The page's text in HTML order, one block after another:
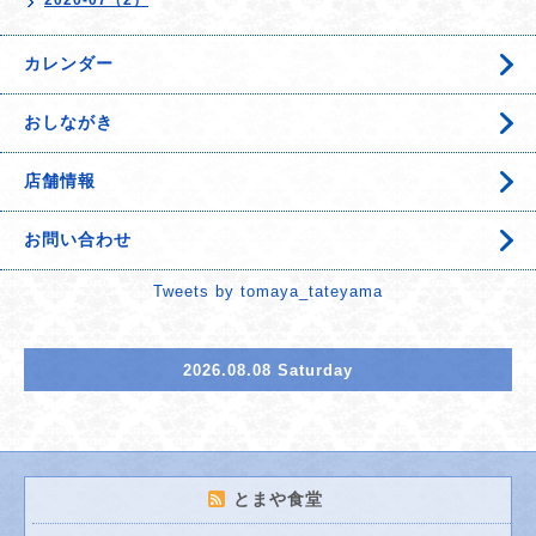
カレンダー
おしながき
店舗情報
お問い合わせ
Tweets by tomaya_tateyama
2026.08.08 Saturday
とまや食堂